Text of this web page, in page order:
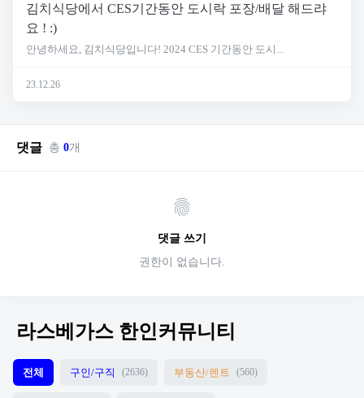
김치식당에서 CES기간동안 도시락 포장/배달 해드랴
요 ! :)
안녕하세요, 김치식당입니다! 2024 CES 기간동안 도시...
23.12.26
댓글 총 0개
댓글 쓰기
권한이 없습니다.
라스베가스 한인커뮤니티
전체 구인/구직 (2636) 부동산/렌트 (560)